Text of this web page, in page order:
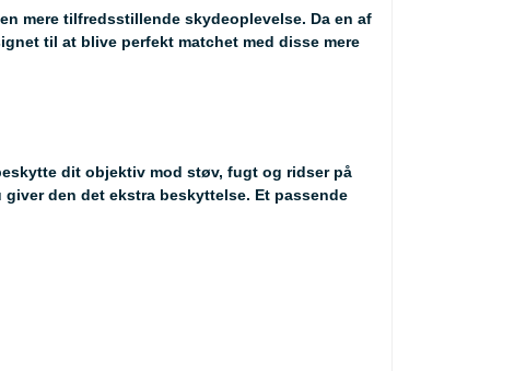
mere tilfredsstillende skydeoplevelse. Da en af
til at blive perfekt matchet med disse mere
dit objektiv mod støv, fugt og ridser på
den det ekstra beskyttelse. Et passende